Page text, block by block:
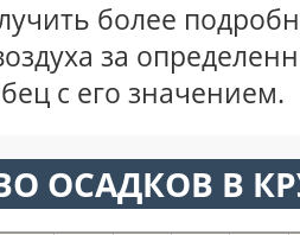
более
за
с его значением.
ОСАДКОВ В